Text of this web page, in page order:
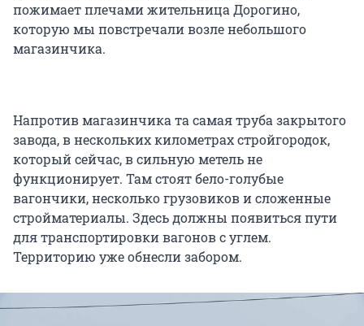
пожимает плечами жительница Дорогино,
которую мы повстречали возле небольшого
магазинчика.
Напротив магазинчика та самая труба закрытого
завода, в нескольких километрах стройгородок,
который сейчас, в сильную метель не
функционирует. Там стоят бело-голубые
вагончики, несколько грузовиков и сложенные
стройматериалы. Здесь должны появиться пути
для транспортировки вагонов с углем.
Территорию уже обнесли забором.